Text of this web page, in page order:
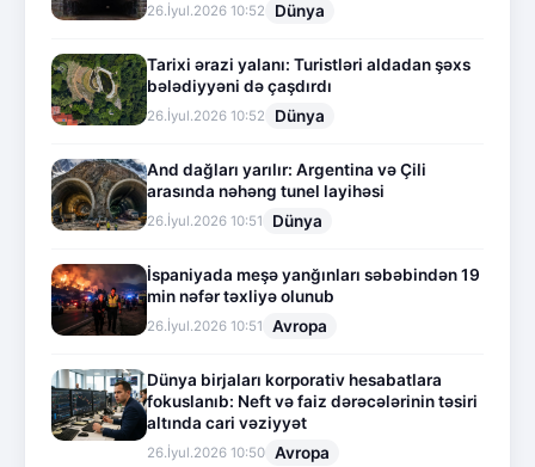
26.İyul.2026 10:52 Dünya
Tarixi ərazi yalanı: Turistləri aldadan şəxs
bələdiyyəni də çaşdırdı
26.İyul.2026 10:52 Dünya
And dağları yarılır: Argentina və Çili
arasında nəhəng tunel layihəsi
26.İyul.2026 10:51 Dünya
İspaniyada meşə yanğınları səbəbindən 19
min nəfər təxliyə olunub
26.İyul.2026 10:51 Avropa
Dünya birjaları korporativ hesabatlara
fokuslanıb: Neft və faiz dərəcələrinin təsiri
altında cari vəziyyət
26.İyul.2026 10:50 Avropa